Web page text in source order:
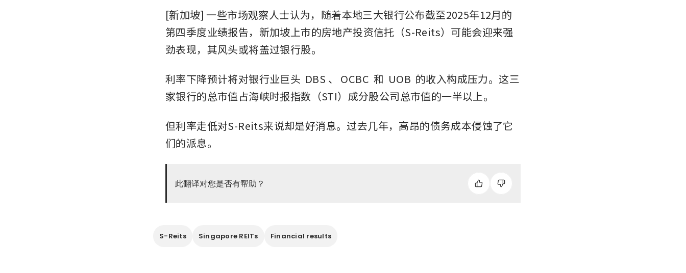
[新加坡] 一些市场观察人士认为，随着本地三大银行公布截至2025年12月的
第四季度业绩报告，新加坡上市的房地产投资信托（S-Reits）可能会迎来强
劲表现，其风头或将盖过银行股。
利率下降预计将对银行业巨头 DBS 、 OCBC 和 UOB 的收入构成压力。这三
家银行的总市值占海峡时报指数（STI）成分股公司总市值的一半以上。
但利率走低对S-Reits来说却是好消息。过去几年，高昂的债务成本侵蚀了它
们的派息。
此翻译对您是否有帮助？
S-Reits Singapore REITs Financial results